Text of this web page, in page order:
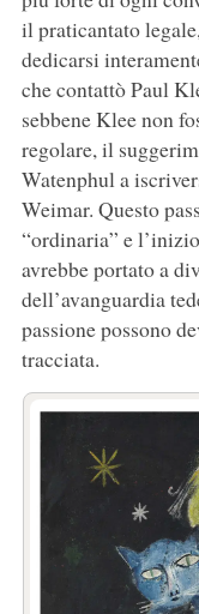
il praticantato
dedicarsi
che contattò Paul
sebbene Klee non
regolare, il
Watenphul a
Weimar. Questo
“ordinaria” e
avrebbe portato a
dell’avanguardia
passione possono
tracciata.